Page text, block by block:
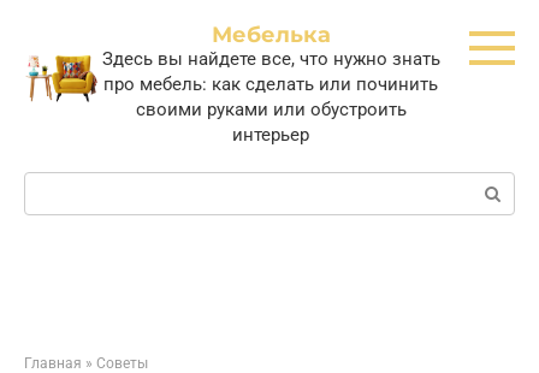
контенту
Мебелька
Здесь вы найдете все, что нужно знать
про мебель: как сделать или починить
своими руками или обустроить
интерьер
Поиск:
Главная » Советы